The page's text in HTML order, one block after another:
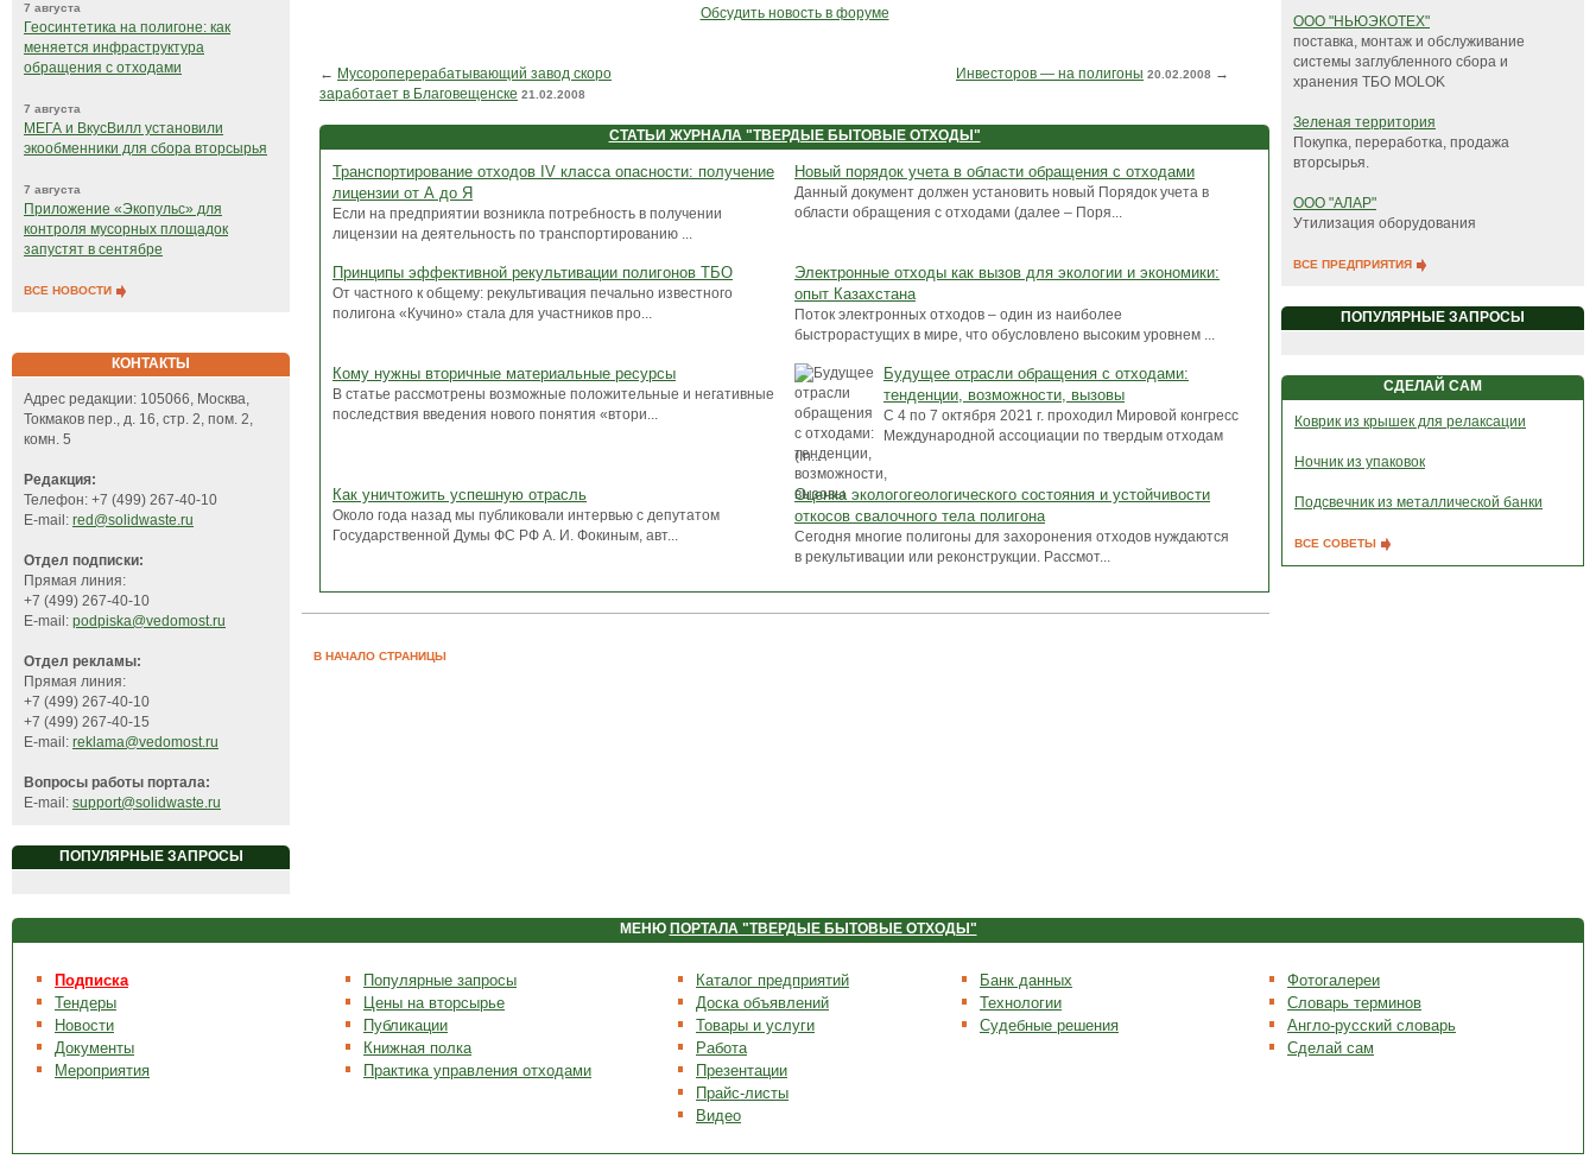
7 августа
Геосинтетика на полигоне: как
меняется инфраструктура
обращения с отходами
7 августа
МЕГА и ВкусВилл установили
экообменники для сбора вторсырья
7 августа
Приложение «Экопульс» для
контроля мусорных площадок
запустят в сентябре
ВСЕ НОВОСТИ
КОНТАКТЫ
Адрес редакции: 105066, Москва,
Токмаков пер., д. 16, стр. 2, пом. 2,
комн. 5
Редакция:
Телефон: +7 (499) 267-40-10
E-mail: red@solidwaste.ru
Отдел подписки:
Прямая линия:
+7 (499) 267-40-10
E-mail: podpiska@vedomost.ru
Отдел рекламы:
Прямая линия:
+7 (499) 267-40-10
+7 (499) 267-40-15
E-mail: reklama@vedomost.ru
Вопросы работы портала:
E-mail: support@solidwaste.ru
ПОПУЛЯРНЫЕ ЗАПРОСЫ
Обсудить новость в форуме
← Мусороперерабатывающий завод скоро
заработает в Благовещенске 21.02.2008
Инвесторов — на полигоны 20.02.2008 →
СТАТЬИ ЖУРНАЛА "ТВЕРДЫЕ БЫТОВЫЕ ОТХОДЫ"
Транспортирование отходов IV класса опасности: получение
лицензии от А до Я
Если на предприятии возникла потребность в получении
лицензии на деятельность по транспортированию ...
Новый порядок учета в области обращения с отходами
Данный документ должен установить новый Порядок учета в
области обращения с отходами (далее – Поря...
Принципы эффективной рекультивации полигонов ТБО
От частного к общему: рекультивация печально известного
полигона «Кучино» стала для участников про...
Электронные отходы как вызов для экологии и экономики:
опыт Казахстана
Поток электронных отходов – один из наиболее
быстрорастущих в мире, что обусловлено высоким уровнем ...
Кому нужны вторичные материальные ресурсы
В статье рассмотрены возможные положительные и негативные
последствия введения нового понятия «втори...
Будущее отрасли обращения с отходами:
тенденции, возможности, вызовы
C 4 по 7 октября 2021 г. проходил Мировой конгресс
Международной ассоциации по твердым отходам
(In...
Как уничтожить успешную отрасль
Около года назад мы публиковали интервью с депутатом
Государственной Думы ФС РФ А. И. Фокиным, авт...
Оценка экологогеологического состояния и устойчивости
откосов свалочного тела полигона
Сегодня многие полигоны для захоронения отходов нуждаются
в рекультивации или реконструкции. Рассмот...
В НАЧАЛО СТРАНИЦЫ
ООО "НЬЮЭКОТЕХ"
поставка, монтаж и обслуживание
системы заглубленного сбора и
хранения ТБО MOLOK
Зеленая территория
Покупка, переработка, продажа
вторсырья.
ООО "АЛАР"
Утилизация оборудования
ВСЕ ПРЕДПРИЯТИЯ
ПОПУЛЯРНЫЕ ЗАПРОСЫ
СДЕЛАЙ САМ
Коврик из крышек для релаксации
Ночник из упаковок
Подсвечник из металлической банки
ВСЕ СОВЕТЫ
МЕНЮ ПОРТАЛА "ТВЕРДЫЕ БЫТОВЫЕ ОТХОДЫ"
Подписка
Тендеры
Новости
Документы
Мероприятия
Популярные запросы
Цены на вторсырье
Публикации
Книжная полка
Практика управления отходами
Каталог предприятий
Доска объявлений
Товары и услуги
Работа
Презентации
Прайс-листы
Видео
Банк данных
Технологии
Судебные решения
Фотогалереи
Словарь терминов
Англо-русский словарь
Сделай сам